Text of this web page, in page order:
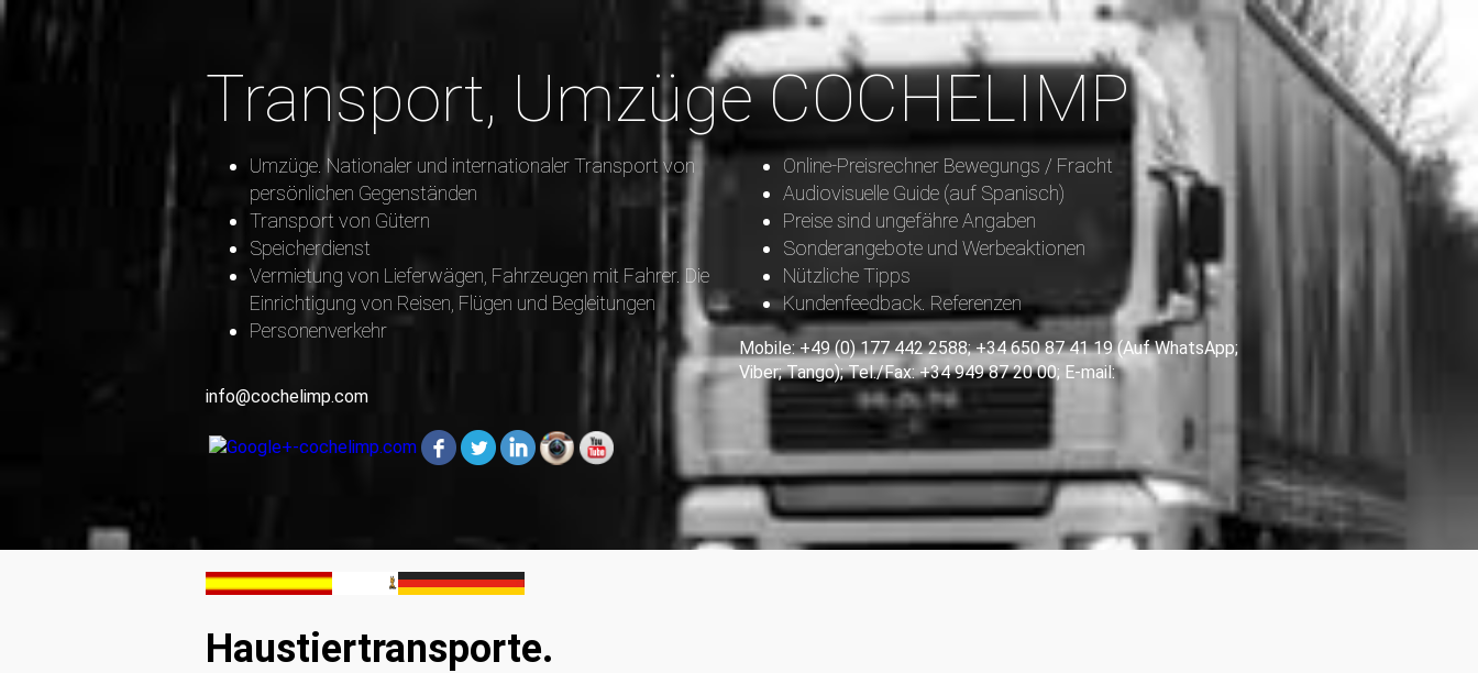
Transport, Umzüge COCHELIMP
Umzüge. Nationaler und internationaler Transport von
persönlichen Gegenständen
Transport von Gütern
Speicherdienst
Vermietung von Lieferwägen, Fahrzeugen mit Fahrer. Die
Einrichtigung von Reisen, Flügen und Begleitungen
Personenverkehr
Online-Preisrechner Bewegungs / Fracht
Audiovisuelle Guide (auf Spanisch)
Preise sind ungefähre Angaben
Sonderangebote und Werbeaktionen
Nützliche Tipps
Kundenfeedback. Referenzen
Mobile: +49 (0) 177 442 2588; +34 650 87 41 19 (Auf WhatsApp;
Viber; Tango); Tel./Fax: +34 949 87 20 00; E-mail:
info@cochelimp.com
Haustiertransporte.